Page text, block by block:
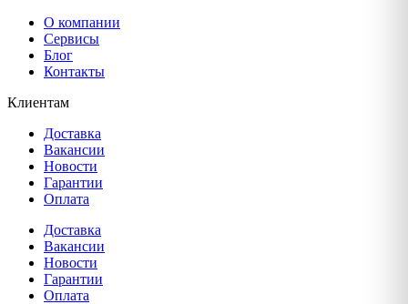
О компании
Сервисы
Блог
Контакты
Клиентам
Доставка
Вакансии
Новости
Гарантии
Оплата
Доставка
Вакансии
Новости
Гарантии
Оплата